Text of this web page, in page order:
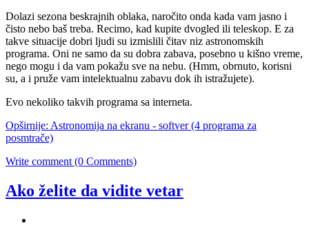
Dolazi sezona beskrajnih oblaka, naročito onda kada vam jasno i
čisto nebo baš treba. Recimo, kad kupite dvogled ili teleskop. E za
takve situacije dobri ljudi su izmislili čitav niz astronomskih
programa. Oni ne samo da su dobra zabava, posebno u kišno vreme,
nego mogu i da vam pokažu sve na nebu. (Hmm, obrnuto, korisni
su, a i pruže vam intelektualnu zabavu dok ih istražujete).
Evo nekoliko takvih programa sa interneta.
Opširnije: Astronomija na ekranu - softver (4 programa za
posmtrače)
Write comment (0 Comments)
Ako želite da vidite vetar